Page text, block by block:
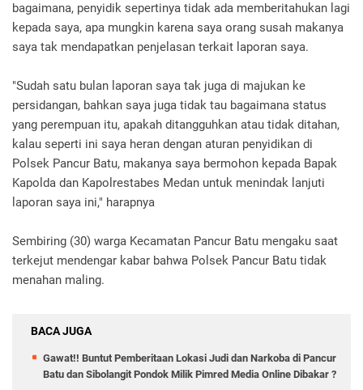
bagaimana, penyidik sepertinya tidak ada memberitahukan lagi
kepada saya, apa mungkin karena saya orang susah makanya
saya tak mendapatkan penjelasan terkait laporan saya.
"Sudah satu bulan laporan saya tak juga di majukan ke
persidangan, bahkan saya juga tidak tau bagaimana status
yang perempuan itu, apakah ditangguhkan atau tidak ditahan,
kalau seperti ini saya heran dengan aturan penyidikan di
Polsek Pancur Batu, makanya saya bermohon kepada Bapak
Kapolda dan Kapolrestabes Medan untuk menindak lanjuti
laporan saya ini," harapnya
Sembiring (30) warga Kecamatan Pancur Batu mengaku saat
terkejut mendengar kabar bahwa Polsek Pancur Batu tidak
menahan maling.
BACA JUGA
Gawat!! Buntut Pemberitaan Lokasi Judi dan Narkoba di Pancur
Batu dan Sibolangit Pondok Milik Pimred Media Online Dibakar ?